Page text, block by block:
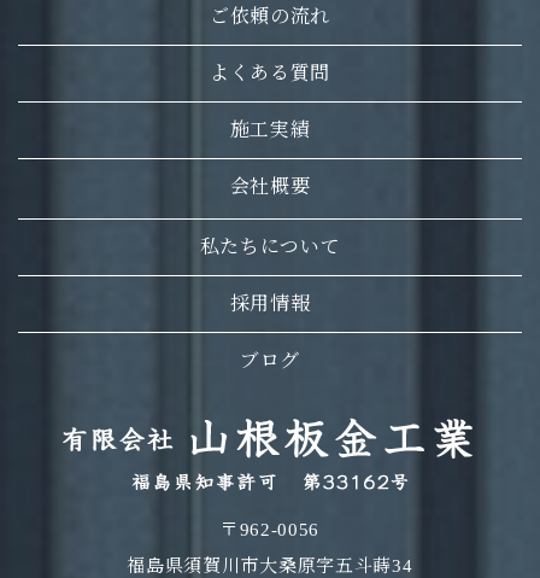
ご依頼の流れ
よくある質問
施工実績
会社概要
私たちについて
採用情報
ブログ
〒962-0056
福島県須賀川市大桑原字五斗蒔34